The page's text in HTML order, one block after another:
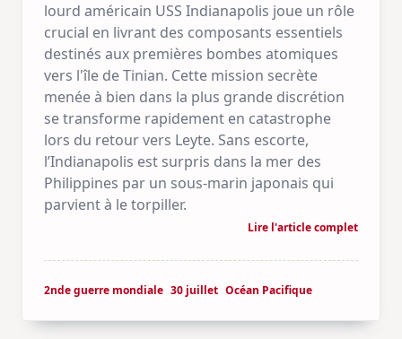
lourd américain USS Indianapolis joue un rôle
crucial en livrant des composants essentiels
destinés aux premières bombes atomiques
vers l'île de Tinian. Cette mission secrète
menée à bien dans la plus grande discrétion
se transforme rapidement en catastrophe
lors du retour vers Leyte. Sans escorte,
l’Indianapolis est surpris dans la mer des
Philippines par un sous-marin japonais qui
parvient à le torpiller.
Lire l'article complet
2nde guerre mondiale 30 juillet Océan Pacifique